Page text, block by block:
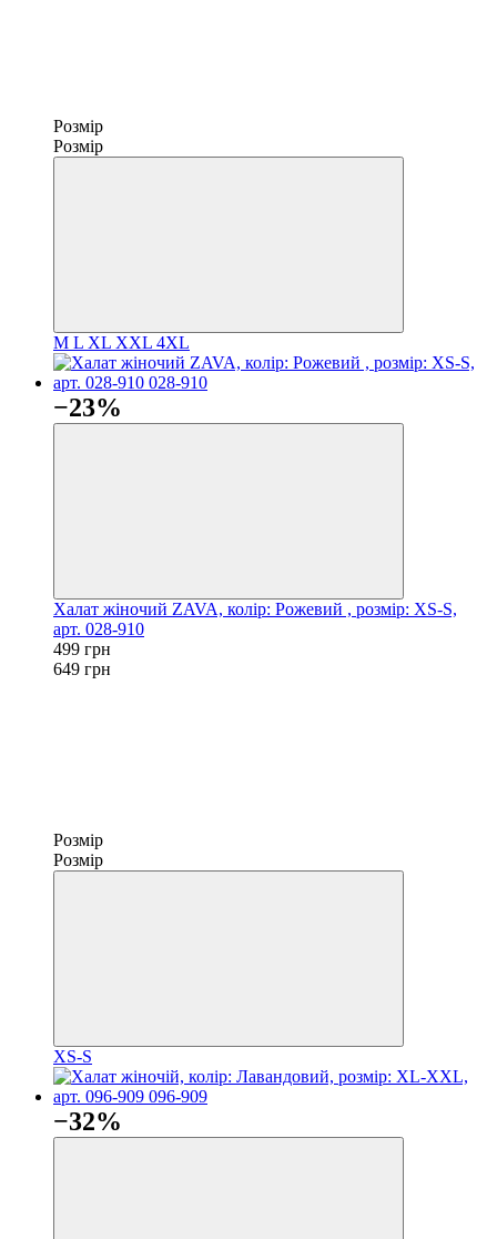
Розмір
Розмір
M L XL XXL 4XL
−23%
Халат жіночий ZAVA, колір: Рожевий , розмір: XS-S,
арт. 028-910
499 грн
649 грн
Розмір
Розмір
XS-S
−32%